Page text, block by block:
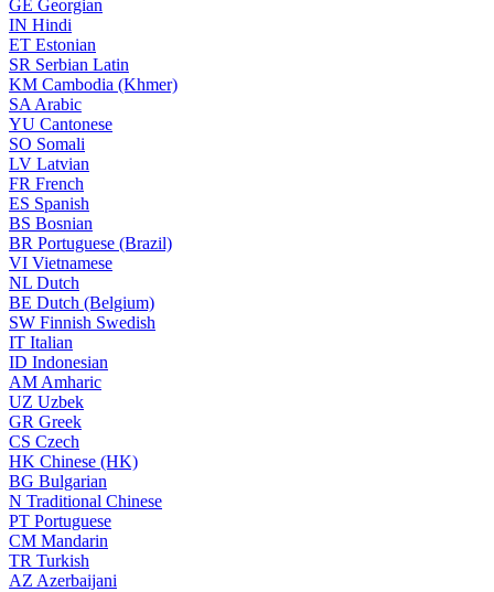
GE Georgian
IN Hindi
ET Estonian
SR Serbian Latin
KM Cambodia (Khmer)
SA Arabic
YU Cantonese
SO Somali
LV Latvian
FR French
ES Spanish
BS Bosnian
BR Portuguese (Brazil)
VI Vietnamese
NL Dutch
BE Dutch (Belgium)
SW Finnish Swedish
IT Italian
ID Indonesian
AM Amharic
UZ Uzbek
GR Greek
CS Czech
HK Chinese (HK)
BG Bulgarian
N Traditional Chinese
PT Portuguese
CM Mandarin
TR Turkish
AZ Azerbaijani